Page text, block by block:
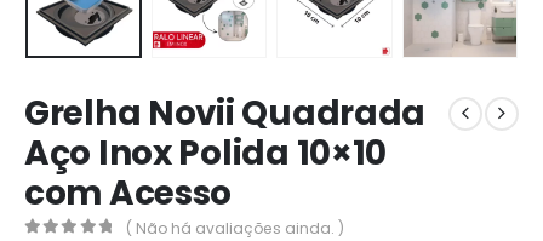
Grelha Novii Quadrada
Aço Inox Polida 10×10
com Acesso
( Não há avaliações ainda. )